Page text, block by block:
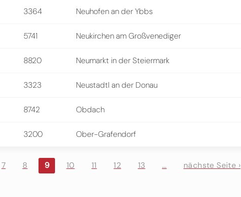
3364 Neuhofen an der Ybbs
5741 Neukirchen am Großvenediger
8820 Neumarkt in der Steiermark
3323 Neustadtl an der Donau
8742 Obdach
3200 Ober-Grafendorf
7 8 9 10 11 12 13 … nächste Seite ›